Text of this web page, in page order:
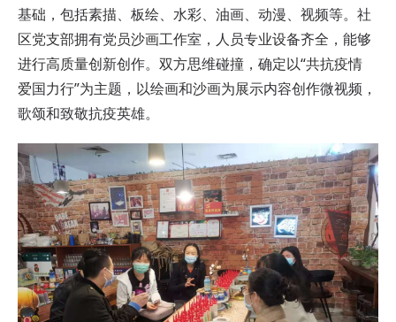
基础，包括素描、板绘、水彩、油画、动漫、视频等。社
区党支部拥有党员沙画工作室，人员专业设备齐全，能够
进行高质量创新创作。双方思维碰撞，确定以“共抗疫情
爱国力行”为主题，以绘画和沙画为展示内容创作微视频，
歌颂和致敬抗疫英雄。